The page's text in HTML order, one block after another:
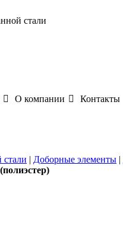
стали
О компании Контакты
стали | Доборные элементы |